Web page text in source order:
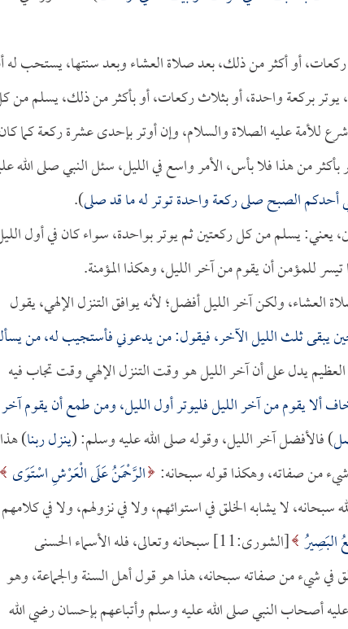
أو أكثر من ذلك، بعد صلاة العشاء وبعد سنتها، يستحب له
يوتر بركعة واحدة، أو بثلاث ركعات، أو بأكثر من ذلك، يسلم من
للأمة عليه الصلاة والسلام، وإن أوتر بإحدى عشرة ركعة كما
من هذا فلا بأس، الأمر واسع في الليل، سئل النبي صلى الله
أحدكم الصبح صلى ركعة واحدة توتر له ما قد صلى).
يعني: يسلم من كل ركعتين ثم يوتر بواحدة، سواء كان في أول
للمؤمن أن يقوم من آخر الليل، وهكذا المؤمنة.
العشاء، ولكن آخر الليل أفضل؛ لأنه يوافق التنزل الإلهي، يقول
حين يبقى ثلث الليل الآخر، فيقول: من يدعوني فأستجيب له، من
يدل على أن آخر الليل هو وقت التنزل الإلهي وقت تجاب فيه
ألا يقوم من آخر الليل فليوتر أول الليل، ومن طمع أن يقوم آخر
) فالأفضل آخر الليل، وقوله صلى الله عليه وسلم: (ينزل ربنا) هذا
شيء من صفاته، وهكذا قوله سبحانه: الرَّحْمَنُ عَلَى الْعَرْشِ اسْتَوَى
سبحانه، لا يشابه الخلق في استوائهم، ولا في نزولهم، ولا في كلامهم
[الشورى:11] سبحانه وتعالى، فله الأسماء الحسنى
في شيء من صفاته سبحانه، هذا هو قول أهل السنة والجماعة، وهو
أصحاب النبي صلى الله عليه وسلم وأتباعهم بإحسان رضي الله